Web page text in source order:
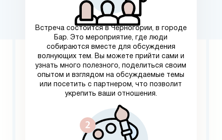
Встреча состоится в Черногории, в городе
Бар. Это мероприятие, где люди
собираются вместе для обсуждения
волнующих тем. Вы можете прийти сами и
узнать много полезного, поделиться своим
опытом и взглядом на обсуждаемые темы
или посетить с партнером, что позволит
укрепить ваши отношения.